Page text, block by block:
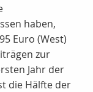
haben,
Euro (West)
zur
Jahr der
die Hälfte der